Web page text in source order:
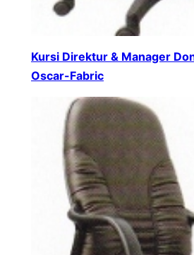
Kursi Direktur & Manager
Oscar-Fabric